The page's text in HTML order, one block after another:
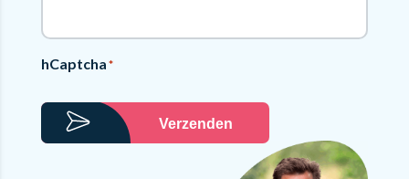
hCaptcha*
Verzenden